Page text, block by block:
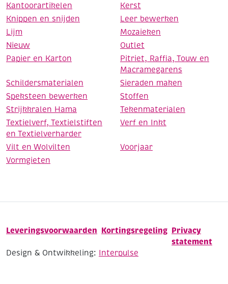
Kantoorartikelen
Kerst
Knippen en snijden
Leer bewerken
Lijm
Mozaieken
Nieuw
Outlet
Papier en Karton
Pitriet, Raffia, Touw en
Macramegarens
Schildersmaterialen
Sieraden maken
Speksteen bewerken
Stoffen
Strijkkralen Hama
Tekenmaterialen
Textielverf, Textielstiften
en Textielverharder
Verf en Inkt
Vilt en Wolvilten
Voorjaar
Vormgieten
Leveringsvoorwaarden Kortingsregeling Privacy
statement
Design & Ontwikkeling: Interpulse